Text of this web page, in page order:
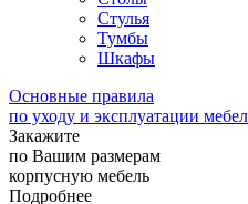
Стулья
Тумбы
Шкафы
Основные правила
по уходу и эксплуатации
Закажите
по Вашим размерам
корпусную мебель
Подробнее